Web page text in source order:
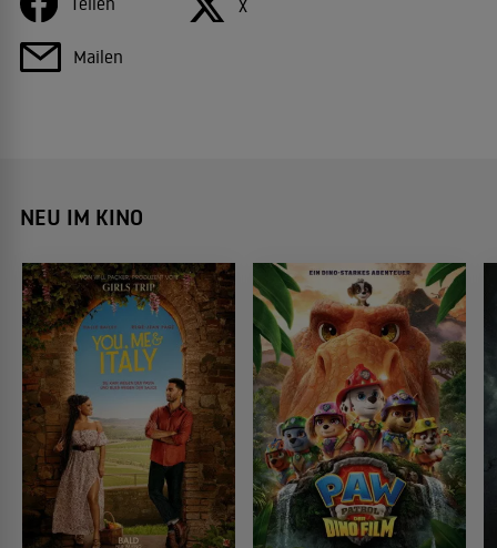
X
Mailen
NEU IM KINO